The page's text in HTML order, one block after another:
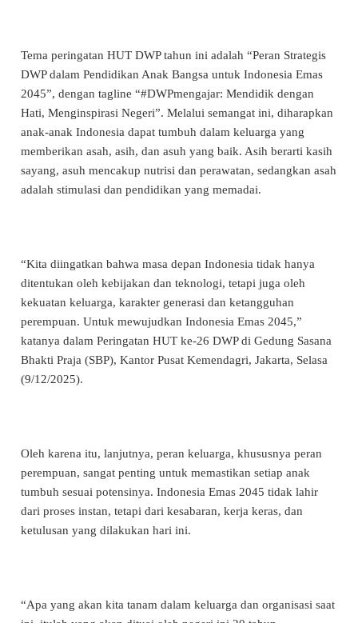
Tema peringatan HUT DWP tahun ini adalah “Peran Strategis
DWP dalam Pendidikan Anak Bangsa untuk Indonesia Emas
2045”, dengan tagline “#DWPmengajar: Mendidik dengan
Hati, Menginspirasi Negeri”. Melalui semangat ini, diharapkan
anak-anak Indonesia dapat tumbuh dalam keluarga yang
memberikan asah, asih, dan asuh yang baik. Asih berarti kasih
sayang, asuh mencakup nutrisi dan perawatan, sedangkan asah
adalah stimulasi dan pendidikan yang memadai.
“Kita diingatkan bahwa masa depan Indonesia tidak hanya
ditentukan oleh kebijakan dan teknologi, tetapi juga oleh
kekuatan keluarga, karakter generasi dan ketangguhan
perempuan. Untuk mewujudkan Indonesia Emas 2045,”
katanya dalam Peringatan HUT ke-26 DWP di Gedung Sasana
Bhakti Praja (SBP), Kantor Pusat Kemendagri, Jakarta, Selasa
(9/12/2025).
Oleh karena itu, lanjutnya, peran keluarga, khususnya peran
perempuan, sangat penting untuk memastikan setiap anak
tumbuh sesuai potensinya. Indonesia Emas 2045 tidak lahir
dari proses instan, tetapi dari kesabaran, kerja keras, dan
ketulusan yang dilakukan hari ini.
“Apa yang akan kita tanam dalam keluarga dan organisasi saat